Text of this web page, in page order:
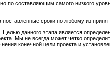
по составляющим самого низкого
сроки по любому из
данного этапа является
Мы не всегда может четко
конечной цели проекта и